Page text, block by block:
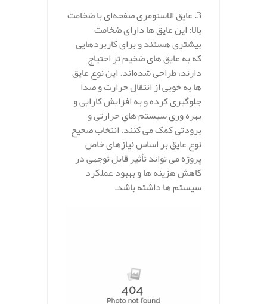
3. عایق‌ الاستومری صفحه‌ای با ضخامت
بالا: این عایق‌ ها دارای ضخامت
بیشتری هستند و برای کاربردهایی
که به عایق‌ های ضخیم‌ تر احتیاج
دارند، طراحی شده‌اند. این نوع عایق‌
ها به خوبی از انتقال حرارت و صدا
جلوگیری کرده و به افزایش کارایی و
بهره‌ وری سیستم‌ های حرارتی و
برودتی کمک می‌ کنند. انتخاب صحیح
نوع عایق بر اساس نیازهای خاص
پروژه می‌ تواند تأثیر قابل توجهی در
کاهش هزینه‌ ها و بهبود عملکرد
سیستم‌ ها داشته باشد.